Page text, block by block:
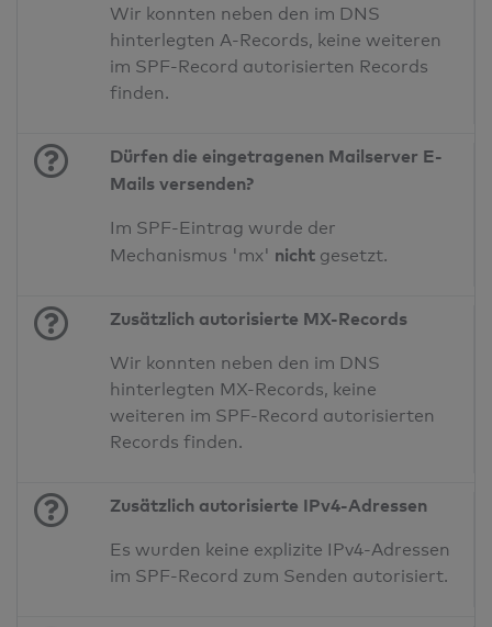
Wir konnten neben den im DNS
hinterlegten A-Records, keine weiteren
im SPF-Record autorisierten Records
finden.
Dürfen die eingetragenen Mailserver E-
Mails versenden?
Im SPF-Eintrag wurde der
Mechanismus 'mx' nicht gesetzt.
Zusätzlich autorisierte MX-Records
Wir konnten neben den im DNS
hinterlegten MX-Records, keine
weiteren im SPF-Record autorisierten
Records finden.
Zusätzlich autorisierte IPv4-Adressen
Es wurden keine explizite IPv4-Adressen
im SPF-Record zum Senden autorisiert.